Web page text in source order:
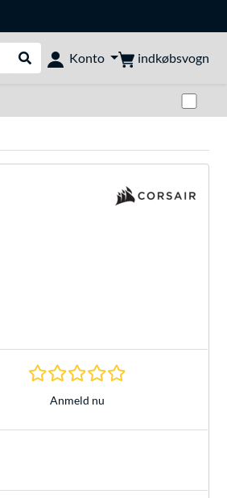
Udfør søgning
Konto indkøbsvogn
0.0 Stjerner hos 0
Anmeld nu